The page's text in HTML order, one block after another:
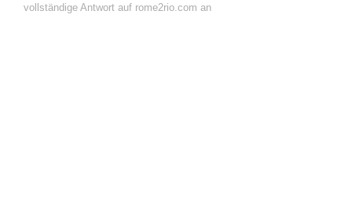
vollständige Antwort auf rome2rio.com an